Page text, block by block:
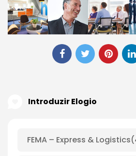
Introduzir Elogio